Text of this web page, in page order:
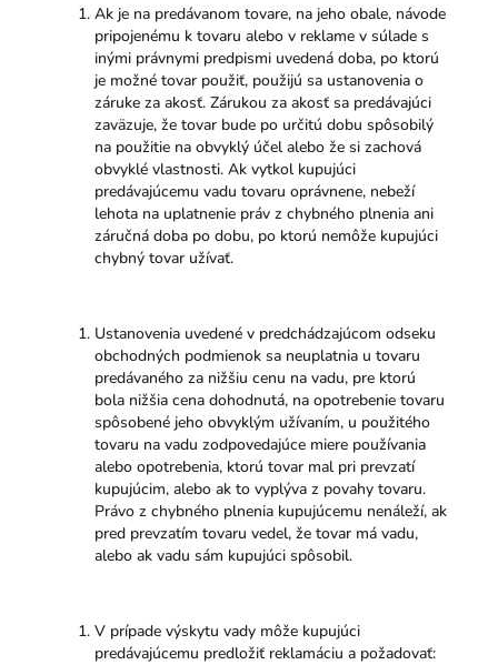
Ak je na predávanom tovare, na jeho obale, návode
pripojenému k tovaru alebo v reklame v súlade s
inými právnymi predpismi uvedená doba, po ktorú
je možné tovar použiť, použijú sa ustanovenia o
záruke za akosť. Zárukou za akosť sa predávajúci
zaväzuje, že tovar bude po určitú dobu spôsobilý
na použitie na obvyklý účel alebo že si zachová
obvyklé vlastnosti. Ak vytkol kupujúci
predávajúcemu vadu tovaru oprávnene, nebeží
lehota na uplatnenie práv z chybného plnenia ani
záručná doba po dobu, po ktorú nemôže kupujúci
chybný tovar užívať.
Ustanovenia uvedené v predchádzajúcom odseku
obchodných podmienok sa neuplatnia u tovaru
predávaného za nižšiu cenu na vadu, pre ktorú
bola nižšia cena dohodnutá, na opotrebenie tovaru
spôsobené jeho obvyklým užívaním, u použitého
tovaru na vadu zodpovedajúce miere používania
alebo opotrebenia, ktorú tovar mal pri prevzatí
kupujúcim, alebo ak to vyplýva z povahy tovaru.
Právo z chybného plnenia kupujúcemu nenáleží, ak
pred prevzatím tovaru vedel, že tovar má vadu,
alebo ak vadu sám kupujúci spôsobil.
V prípade výskytu vady môže kupujúci
predávajúcemu predložiť reklamáciu a požadovať: